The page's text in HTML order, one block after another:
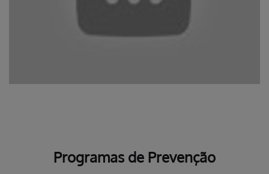
Programas de Prevenção